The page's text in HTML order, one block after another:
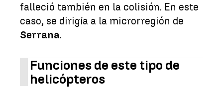
falleció también en la colisión. En este
caso, se dirigía a la microrregión de
Serrana.
Funciones de este tipo de
helicópteros